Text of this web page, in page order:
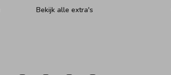
Bekijk alle extra's